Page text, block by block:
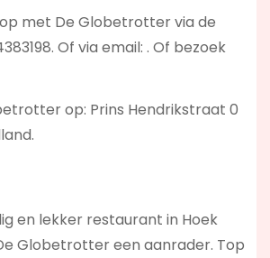
met De Globetrotter via de
Of via email: . Of bezoek
op: Prins Hendrikstraat 0
en lekker restaurant in Hoek
Globetrotter een aanrader. Top